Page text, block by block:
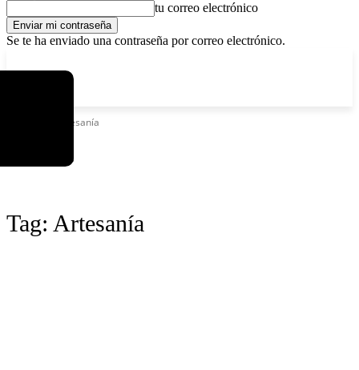
tu correo electrónico
Se te ha enviado una contraseña por correo electrónico.
Artesanía
Tag: Artesanía